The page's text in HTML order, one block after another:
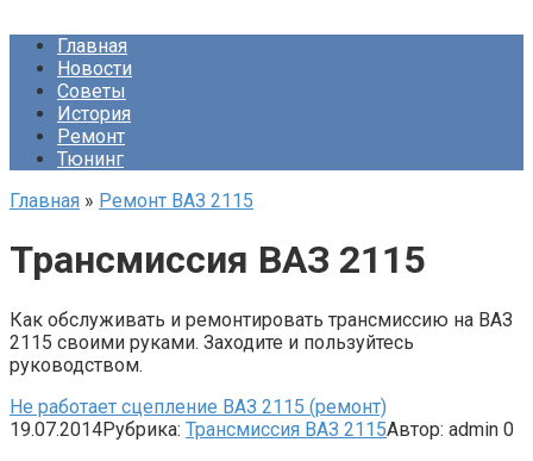
Главная
Новости
Советы
История
Ремонт
Тюнинг
Главная » Ремонт ВАЗ 2115
Трансмиссия ВАЗ 2115
Как обслуживать и ремонтировать трансмиссию на ВАЗ
2115 своими руками. Заходите и пользуйтесь
руководством.
Не работает сцепление ВАЗ 2115 (ремонт)
19.07.2014Рубрика: Трансмиссия ВАЗ 2115Автор: admin 0